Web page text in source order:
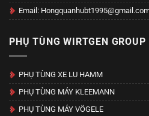
Email:
PHỤ TÙNG WIRTGEN GROUP
PHỤ TÙNG XE LU HAMM
PHỤ TÙNG MÁY KLEEMANN
PHỤ TÙNG MÁY VÖGELE